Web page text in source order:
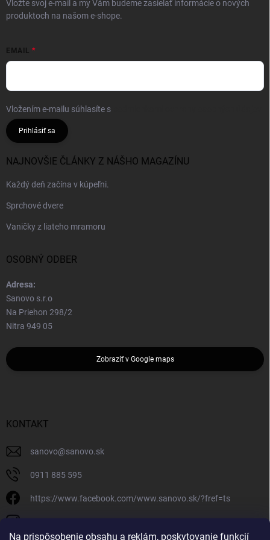
Na prispôsobenie obsahu a reklám, poskytovanie funkcií
Vložte svoj e-mail a my Vám budeme zasielať informácie o nových
produktoch na našom e-shope.
EMAIL
Vložením e-mailu súhlasíte s
Prihlásiť sa
NAJNOVŠIE ČLÁNKY Z NÁŠHO MAGAZÍNU
Každý deň začína v kúpeľni.
Sprchové dvere
Vaničky z liateho mramoru
OSOBNÝ ODBER
Adresa:
Sanovo s.r.o
Na Priehon 298/2
Nitra 949 05
Zobraziť v Google maps
KONTAKT
sanovo@sanovo.sk
0911 885 595
https://www.facebook.com/www.sanovo.sk/?fref=ts